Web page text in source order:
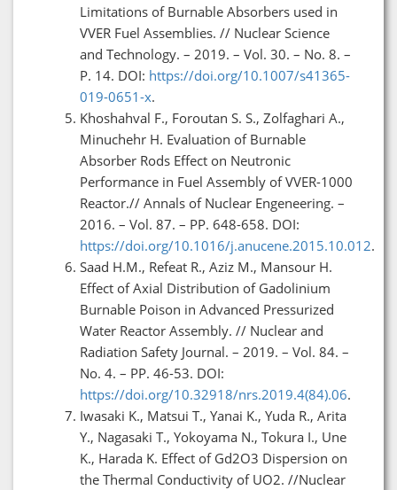
Limitations of Burnable Absorbers used in
VVER Fuel Assemblies. // Nuclear Science
and Technology. – 2019. – Vol. 30. – No. 8. –
P. 14. DOI: https://doi.org/10.1007/s41365-
019-0651-x.
Khoshahval F., Foroutan S. S., Zolfaghari A.,
Minuchehr H. Evaluation of Burnable
Absorber Rods Effect on Neutronic
Performance in Fuel Assembly of VVER-1000
Reactor.// Annals of Nuclear Engeneering. –
2016. – Vol. 87. – PP. 648-658. DOI:
https://doi.org/10.1016/j.anucene.2015.10.012.
Saad H.M., Refeat R., Aziz M., Mansour H.
Effect of Axial Distribution of Gadolinium
Burnable Poison in Advanced Pressurized
Water Reactor Assembly. // Nuclear and
Radiation Safety Journal. – 2019. – Vol. 84. –
No. 4. – PP. 46-53. DOI:
https://doi.org/10.32918/nrs.2019.4(84).06.
Iwasaki K., Matsui T., Yanai K., Yuda R., Arita
Y., Nagasaki T., Yokoyama N., Tokura I., Une
K., Harada K. Effect of Gd2O3 Dispersion on
the Thermal Conductivity of UO2. //Nuclear